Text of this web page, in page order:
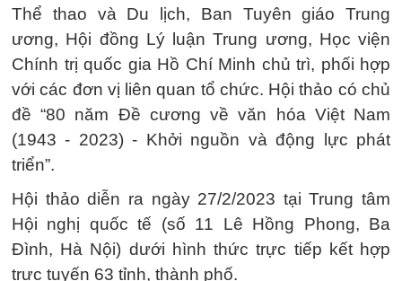
Thể thao và Du lịch, Ban Tuyên giáo Trung
ương, Hội đồng Lý luận Trung ương, Học viện
Chính trị quốc gia Hồ Chí Minh chủ trì, phối hợp
với các đơn vị liên quan tổ chức. Hội thảo có chủ
đề “80 năm Đề cương về văn hóa Việt Nam
(1943 - 2023) - Khởi nguồn và động lực phát
triển”.
Hội thảo diễn ra ngày 27/2/2023 tại Trung tâm
Hội nghị quốc tế (số 11 Lê Hồng Phong, Ba
Đình, Hà Nội) dưới hình thức trực tiếp kết hợp
trực tuyến 63 tỉnh, thành phố.